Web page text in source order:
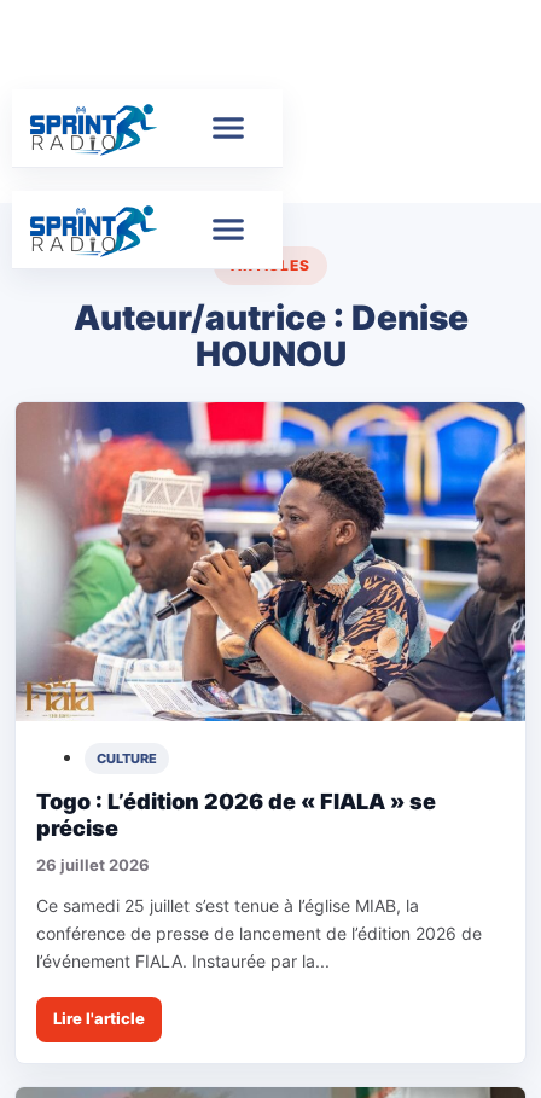
ARTICLES
Auteur/autrice : Denise
HOUNOU
CULTURE
Togo : L’édition 2026 de « FIALA » se
précise
26 juillet 2026
Ce samedi 25 juillet s’est tenue à l’église MIAB, la
conférence de presse de lancement de l’édition 2026 de
l’événement FIALA. Instaurée par la...
Lire l'article